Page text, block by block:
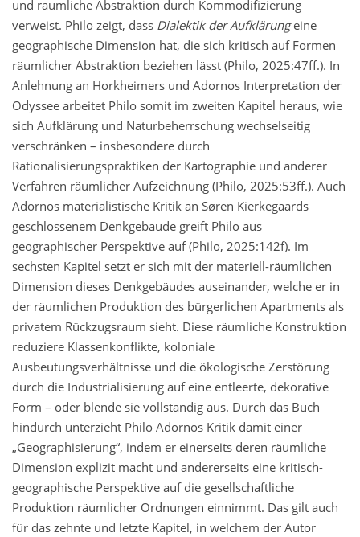
und räumliche Abstraktion durch Kommodifizierung
verweist. Philo zeigt, dass Dialektik der Aufklärungeine
geographische Dimension hat, die sich kritisch auf Formen
räumlicher Abstraktion beziehen lässt (Philo, 2025:47ff.). In
Anlehnung an Horkheimers und Adornos Interpretation der
Odyssee arbeitet Philo somit im zweiten Kapitel heraus, wie
sich Aufklärung und Naturbeherrschung wechselseitig
verschränken – insbesondere durch
Rationalisierungspraktiken der Kartographie und anderer
Verfahren räumlicher Aufzeichnung (Philo, 2025:53ff.). Auch
Adornos materialistische Kritik an Søren Kierkegaards
geschlossenem Denkgebäude greift Philo aus
geographischer Perspektive auf (Philo, 2025:142f). Im
sechsten Kapitel setzt er sich mit der materiell-räumlichen
Dimension dieses Denkgebäudes auseinander, welche er in
der räumlichen Produktion des bürgerlichen Apartments als
privatem Rückzugsraum sieht. Diese räumliche Konstruktion
reduziere Klassenkonflikte, koloniale
Ausbeutungsverhältnisse und die ökologische Zerstörung
durch die Industrialisierung auf eine entleerte, dekorative
Form – oder blende sie vollständig aus. Durch das Buch
hindurch unterzieht Philo Adornos Kritik damit einer
„Geographisierung“, indem er einerseits deren räumliche
Dimension explizit macht und andererseits eine kritisch-
geographische Perspektive auf die gesellschaftliche
Produktion räumlicher Ordnungen einnimmt. Das gilt auch
für das zehnte und letzte Kapitel, in welchem der Autor